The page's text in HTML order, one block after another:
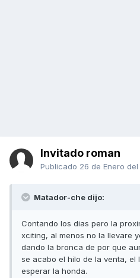
Invitado roman
Publicado 26 de Enero del
Matador-che dijo:
Contando los dias pero la
xciting, al menos no la llevare
dando la bronca de por que
se acabo el hilo de la venta, el
esperar la honda.